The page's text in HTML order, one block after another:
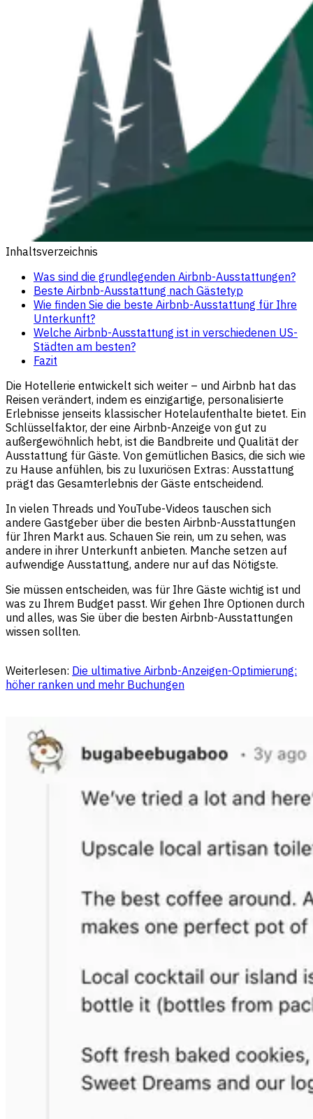
Inhaltsverzeichnis
Was sind die grundlegenden Airbnb-Ausstattungen?
Beste Airbnb-Ausstattung nach Gästetyp
Wie finden Sie die beste Airbnb-Ausstattung für Ihre
Unterkunft?
Welche Airbnb-Ausstattung ist in verschiedenen US-
Städten am besten?
Fazit
Die Hotellerie entwickelt sich weiter – und Airbnb hat das
Reisen verändert, indem es einzigartige, personalisierte
Erlebnisse jenseits klassischer Hotelaufenthalte bietet. Ein
Schlüsselfaktor, der eine Airbnb-Anzeige von gut zu
außergewöhnlich hebt, ist die Bandbreite und Qualität der
Ausstattung für Gäste. Von gemütlichen Basics, die sich wie
zu Hause anfühlen, bis zu luxuriösen Extras: Ausstattung
prägt das Gesamterlebnis der Gäste entscheidend.
In vielen Threads und YouTube-Videos tauschen sich
andere Gastgeber über die besten Airbnb-Ausstattungen
für Ihren Markt aus. Schauen Sie rein, um zu sehen, was
andere in ihrer Unterkunft anbieten. Manche setzen auf
aufwendige Ausstattung, andere nur auf das Nötigste.
Sie müssen entscheiden, was für Ihre Gäste wichtig ist und
was zu Ihrem Budget passt. Wir gehen Ihre Optionen durch
und alles, was Sie über die besten Airbnb-Ausstattungen
wissen sollten.
Weiterlesen: Die ultimative Airbnb-Anzeigen-Optimierung:
höher ranken und mehr Buchungen